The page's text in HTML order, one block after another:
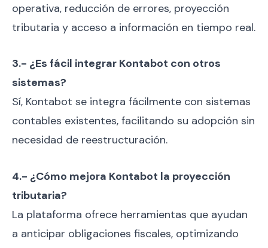
operativa, reducción de errores, proyección
tributaria y acceso a información en tiempo real.
3.- ¿Es fácil integrar Kontabot con otros
sistemas?
Sí, Kontabot se integra fácilmente con sistemas
contables existentes, facilitando su adopción sin
necesidad de reestructuración.
4.- ¿Cómo mejora Kontabot la proyección
tributaria?
La plataforma ofrece herramientas que ayudan
a anticipar obligaciones fiscales, optimizando